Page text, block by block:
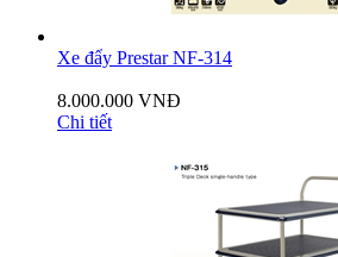
Xe đẩy Prestar NF-314
8.000.000 VNĐ
Chi tiết